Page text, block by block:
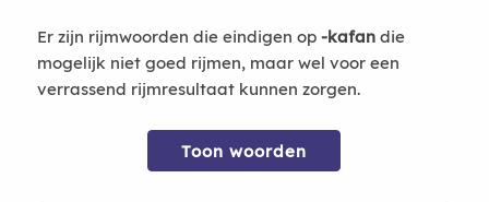
Er zijn rijmwoorden die eindigen op -kafandie
mogelijk niet goed rijmen, maar wel voor een
verrassend rijmresultaat kunnen zorgen.
Toon woorden